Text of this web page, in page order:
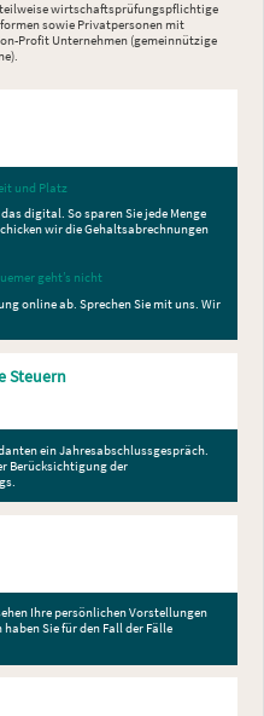
wirtschaftsprüfungspflichtige
sowie Privatpersonen mit
Profit Unternehmen (gemeinnützige
und Platz
digital. So sparen Sie jede Menge
wir die Gehaltsabrechnungen
geht’s nicht
online ab. Sprechen Sie mit uns. Wir
Steuern
ein Jahresabschlussgespräch.
Berücksichtigung der
Ihre persönlichen Vorstellungen
Sie für den Fall der Fälle